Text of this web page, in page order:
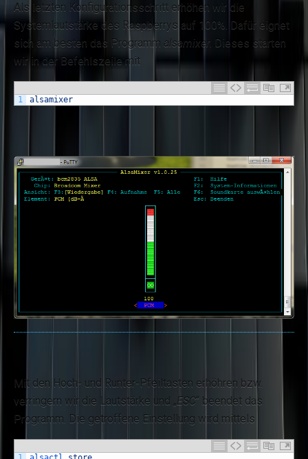
Als letzten Konfigurationsschritt erhöhen wir die
Systemlautstärke des Raspberrys auf 100%. Dafür eignet
sich am besten das Programm alsamixer. Dieses starten
wir in der Befehlszeile mit
1 alsamixer
Mit den Hoch- und Runter-Pfeiltasten erhöhren bzw.
verringern wir die Lautstärke und „ESC“ beendet das
Programm. Die getroffene Einstellung wird mittels